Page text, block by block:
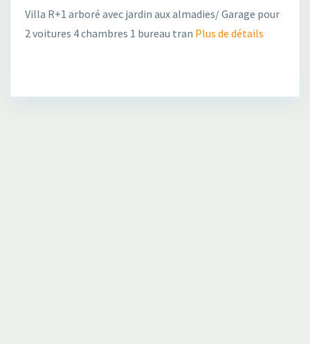
Villa R+1 arboré avec jardin aux almadies/ Garage pour
2 voitures 4 chambres 1 bureau tran Plus de détails